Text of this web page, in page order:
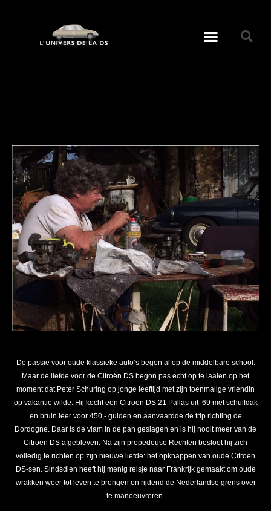
De passie voor oude klassieke auto’s begon al op de middelbare school.
Maar de liefde voor de Citroën DS begon pas echt op te laaien op het
moment dat Peter Schuring op jonge leeftijd met zijn toenmalige vriendin
op vakantie wilde. Hij kocht een Citroen DS 21 Pallas uit ’69 met schuifdak
en bruin leer voor 450,- gulden en aanvaardde de trip richting de
Dordogne. Daar is de vlam in de pan geslagen en is hij nooit meer van de
Citroen DS afgebleven. Na zijn propedeuse Rechten besloot hij zich
volledig te richten op zijn nieuwe liefde: het opknappen van oude Citroen
DS-sen. Sindsdien heeft hij menig reisje naar Frankrijk gemaakt om oude
wrakken weer tot leven te brengen en rijdend de Nederlandse grens over
te manoeuvreren.